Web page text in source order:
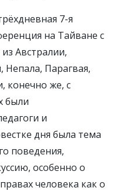
7-я
на Тайване с
Австралии,
Парагвая,
же, с
были
и
дня была тема
поведения,
особенно о
человека как о